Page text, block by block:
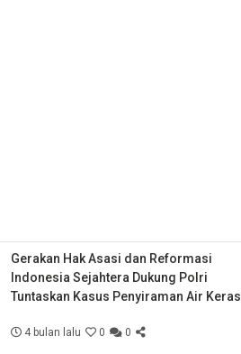
Gerakan Hak Asasi dan Reformasi
Indonesia Sejahtera Dukung Polri
Tuntaskan Kasus Penyiraman Air Keras
4 bulan lalu 0 0